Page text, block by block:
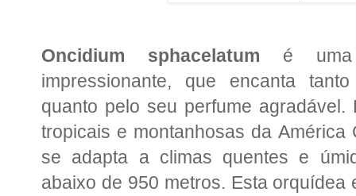
Oncidium sphacelatum é uma
impressionante, que encanta
quanto pelo seu perfume agradável.
tropicais e montanhosas da América
se adapta a climas quentes e
abaixo de 950 metros. Esta orquídea